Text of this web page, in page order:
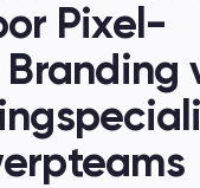
Pixel-